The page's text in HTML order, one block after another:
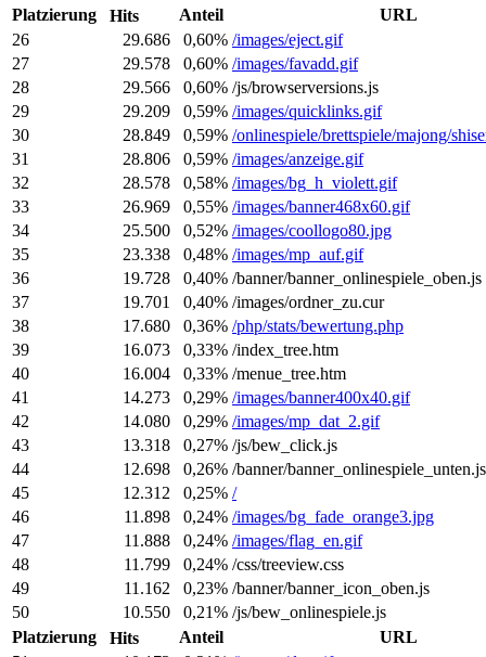
Platzierung
Hits Anteil
URL
26
29.686 0,60% /images/eject.gif
27
29.578 0,60% /images/favadd.gif
28
29.566 0,60% /js/browserversions.js
29
29.209 0,59% /images/quicklinks.gif
30
28.849 0,59% /onlinespiele/brettspiele/majong/
31
28.806 0,59% /images/anzeige.gif
32
28.578 0,58% /images/bg_h_violett.gif
33
26.969 0,55% /images/banner468x60.gif
34
25.500 0,52% /images/coollogo80.jpg
35
23.338 0,48% /images/mp_auf.gif
36
19.728 0,40% /banner/banner_onlinespiele_oben.js
37
19.701 0,40% /images/ordner_zu.cur
38
17.680 0,36% /php/stats/bewertung.php
39
16.073 0,33% /index_tree.htm
40
16.004 0,33% /menue_tree.htm
41
14.273 0,29% /images/banner400x40.gif
42
14.080 0,29% /images/mp_dat_2.gif
43
13.318 0,27% /js/bew_click.js
44
12.698 0,26% /banner/banner_onlinespiele_unten.js
45
12.312 0,25% /
46
11.898 0,24% /images/bg_fade_orange3.jpg
47
11.888 0,24% /images/flag_en.gif
48
11.799 0,24% /css/treeview.css
49
11.162 0,23% /banner/banner_icon_oben.js
50
10.550 0,21% /js/bew_onlinespiele.js
Platzierung
Hits Anteil
URL